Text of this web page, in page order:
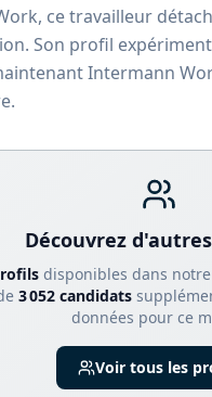
ce travailleur
Son profil
Intermann
Découvrez d'autres
sdisponibles dans
3 052 candidats
données pour ce
Voir tous les